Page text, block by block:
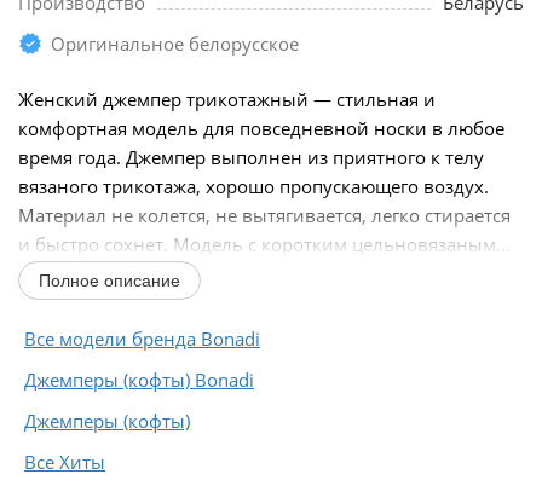
Оригинальное белорусское
Женский джемпер трикотажный — стильная и
комфортная модель для повседневной носки в любое
время года. Джемпер выполнен из приятного к телу
вязаного трикотажа, хорошо пропускающего воздух.
Материал не колется, не вытягивается, легко стирается
и быстро сохнет. Модель с коротким цельновязаным...
Полное описание
Все модели бренда Bonadi
Джемперы (кофты) Bonadi
Джемперы (кофты)
Все Хиты